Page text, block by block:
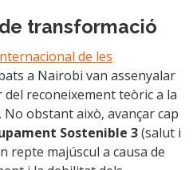
transformació
de les
a Nairobi van assenyalar
del reconeixement teòric a la
. No obstant això, avançar cap
Sostenible 3(salut i
repte majúscul a causa de